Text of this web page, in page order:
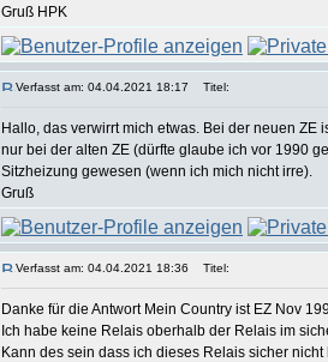
Gruß HPK
Verfasst am: 04.04.2021 18:17 Titel:
Hallo, das verwirrt mich etwas. Bei der neuen
nur bei der alten ZE (dürfte glaube ich vor 1990
Sitzheizung gewesen (wenn ich mich nicht irre).
Gruß
Verfasst am: 04.04.2021 18:36 Titel:
Danke für die Antwort Mein Country ist EZ Nov
Ich habe keine Relais oberhalb der Relais im
Kann des sein dass ich dieses Relais sicher nicht